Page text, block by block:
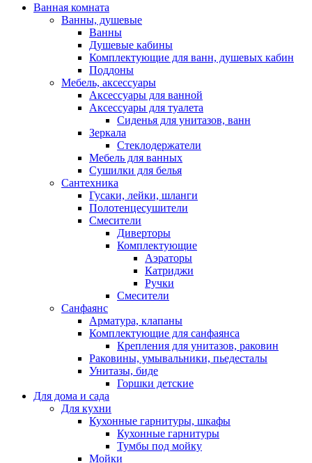
Ванная комната
Ванны, душевые
Ванны
Душевые кабины
Комплектующие для ванн, душевых кабин
Поддоны
Мебель, аксессуары
Аксессуары для ванной
Аксессуары для туалета
Сиденья для унитазов, ванн
Зеркала
Стеклодержатели
Мебель для ванных
Сушилки для белья
Сантехника
Гусаки, лейки, шланги
Полотенцесушители
Смесители
Диверторы
Комплектующие
Аэраторы
Катриджи
Ручки
Смесители
Санфаянс
Арматура, клапаны
Комплектующие для санфаянса
Крепления для унитазов, раковин
Раковины, умывальники, пьедесталы
Унитазы, биде
Горшки детские
Для дома и сада
Для кухни
Кухонные гарнитуры, шкафы
Кухонные гарнитуры
Тумбы под мойку
Мойки